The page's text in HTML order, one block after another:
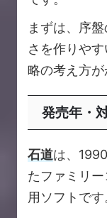
まずは、序
さを作りや
略の考え方が
発売年・
石道は、
たファミリ
用ソフトです